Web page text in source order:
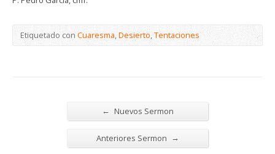
Etiquetado conCuaresma,Desierto,Tentaciones
← Nuevos Sermon
Anteriores Sermon →